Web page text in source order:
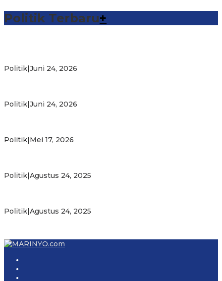
Politik Terbaru+
Politik Juni 24, 2026
Politik Juni 24, 2026
Politik Mei 17, 2026
Politik Agustus 24, 2025
Politik Agustus 24, 2025